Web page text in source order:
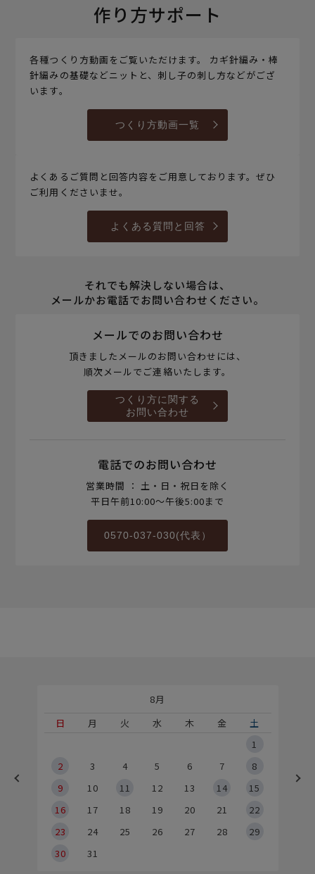
作り方サポート
各種つくり方動画をご覧いただけます。 カギ針編み・棒
針編みの基礎などニットと、刺し子の刺し方などがござ
います。
つくり方動画一覧
よくあるご質問と回答内容をご用意しております。ぜひ
ご利用くださいませ。
よくある質問と回答
それでも解決しない場合は、
メールかお電話でお問い合わせください。
メールでのお問い合わせ
頂きましたメールのお問い合わせには、
順次メールでご連絡いたします。
つくり方に関する
お問い合わせ
電話でのお問い合わせ
営業時間 ： 土・日・祝日を除く
平日午前10:00～午後5:00まで
0570-037-030(代表）
8月
日
月 火 水 木 金
土
1
2
3 4 5 6 7
8
9
10 11 12 13 14
15
16
17 18 19 20 21
22
23
24 25 26 27 28
29
30
31